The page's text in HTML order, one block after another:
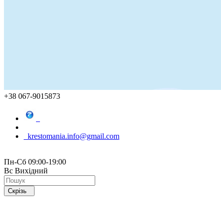
+38 067-9015873
krestomania.info@gmail.com
Пн-Сб 09:00-19:00
Вс Вихідний
Скрізь